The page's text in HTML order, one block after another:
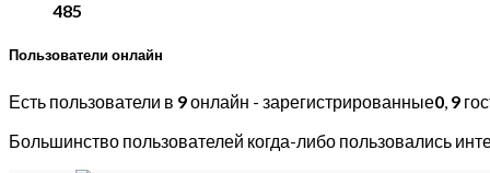
485
Пользователи онлайн
Есть пользователи в 9онлайн - зарегистрированные0, 9
Большинство пользователей когда-либо пользовались